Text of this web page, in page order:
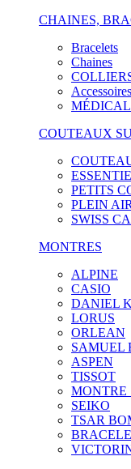
CHAINES,
Bracelets
Chaines
Accessoires
MÉDICAL
COUTEAUX
PETITS
PLEIN AIR
SWISS
MONTRES
ALPINE
CASIO
DANIEL
LORUS
ORLEAN
SAMUEL
ASPEN
TISSOT
MONTRE
SEIKO
TSAR